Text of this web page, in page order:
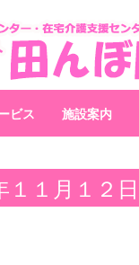
ビス 施設案内
１月１２日